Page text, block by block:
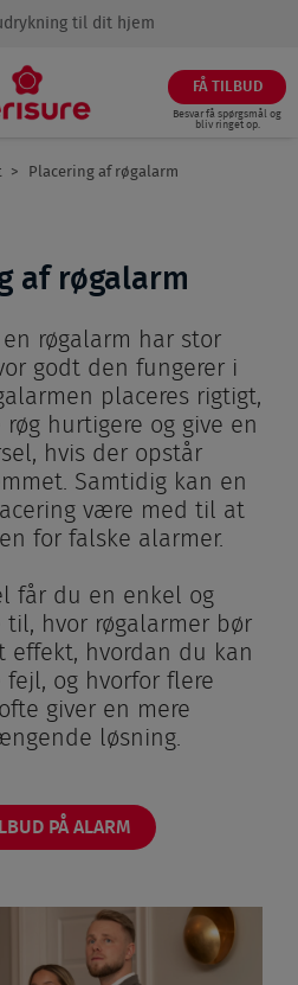
til dit hjem
FÅ TILBUD
Besvar få spørgsmål og
bliv ringet op.
Placering af røgalarm
af røgalarm
røgalarm har stor
godt den fungerer i
placeres rigtigt,
røg hurtigere og give en
hvis der opstår
Samtidig kan en
være med til at
for falske alarmer.
får du en enkel og
til, hvor røgalarmer bør
effekt, hvordan du kan
fejl, og hvorfor flere
giver en mere
løsning.
PÅ ALARM